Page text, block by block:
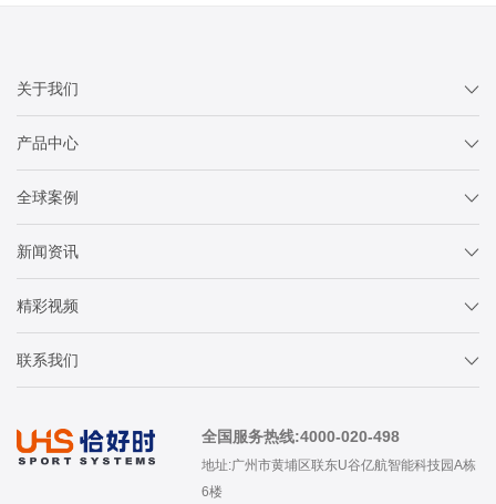
关于我们
产品中心
全球案例
新闻资讯
精彩视频
联系我们
全国服务热线:4000-020-498
地址:广州市黄埔区联东U谷亿航智能科技园A栋
6楼